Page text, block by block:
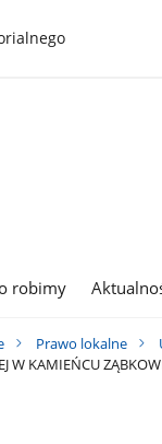
robimy
Prawo lokalne
W KAMIEŃCU